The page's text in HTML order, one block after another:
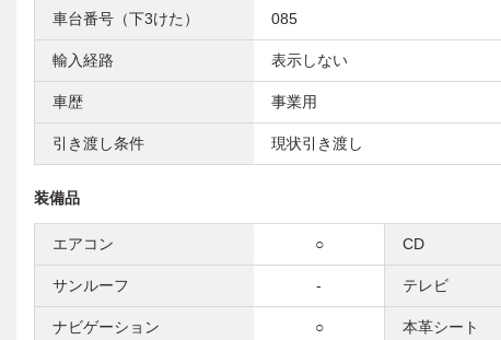
車台番号（下3けた） 085
輸入経路 表示しない
車歴 事業用
引き渡し条件 現状引き渡し
装備品
エアコン ○ CD
サンルーフ - テレビ
ナビゲーション ○ 本革シート